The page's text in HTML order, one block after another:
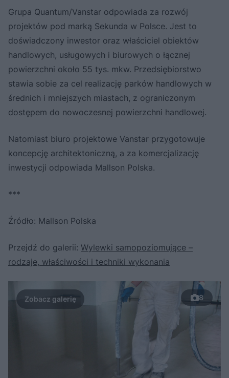
Grupa Quantum/Vanstar odpowiada za rozwój
projektów pod marką Sekunda w Polsce. Jest to
doświadczony inwestor oraz właściciel obiektów
handlowych, usługowych i biurowych o łącznej
powierzchni około 55 tys. mkw. Przedsiębiorstwo
stawia sobie za cel realizację parków handlowych w
średnich i mniejszych miastach, z ograniczonym
dostępem do nowoczesnej powierzchni handlowej.
Natomiast biuro projektowe Vanstar przygotowuje
koncepcję architektoniczną, a za komercjalizację
inwestycji odpowiada Mallson Polska.
***
Źródło: Mallson Polska
Przejdź do galerii: Wylewki samopoziomujące –
rodzaje, właściwości i techniki wykonania
8